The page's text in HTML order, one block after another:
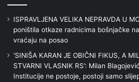
ISPRAVLJENA VELIKA NEPRAVDA U
poništila otkaze radnicima bošnjačke
vraćaju na posao
‘SINIŠA KARAN JE OBIČNI FIKUS, A
STVARNI VLASNIK RS’: Milan
Institucije ne postoje, postoji samo